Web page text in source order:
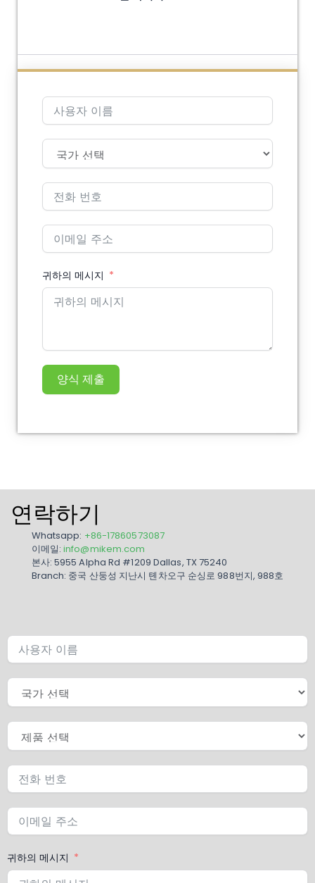
귀하의 메시지
양식 제출
연락하기
Whatsapp: +86-17860573087
이메일:info@mikem.com
본사: 5955 Alpha Rd #1209 Dallas, TX 75240
Branch: 중국 산둥성 지난시 톈차오구 순싱로 988번지, 988호
귀하의 메시지